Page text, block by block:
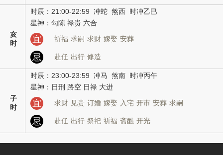
亥
时
时辰：21:00-22:59 冲蛇 煞西 时冲乙巳
星神：勾陈 禄贵 六合
宜 祈福 求嗣 求财 嫁娶 安葬
忌 赴任 出行 修造
子
时
时辰：23:00-23:59 冲马 煞南 时冲丙午
星神：日刑 路空 日禄 大进
宜 求财 见贵 订婚 嫁娶 入宅 开市 安葬 求嗣
忌 赴任 出行 祭祀 祈福 斋醮 开光